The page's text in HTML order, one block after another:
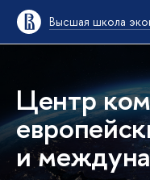
Высшая школа
Центр
и